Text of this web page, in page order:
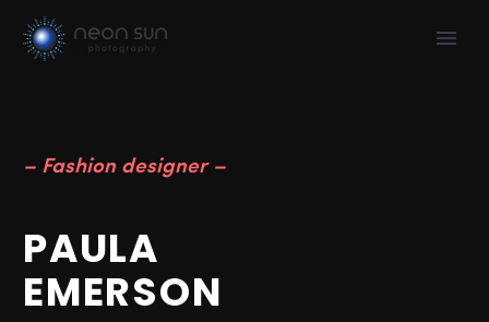
– Fashion designer –
PAULA
EMERSON